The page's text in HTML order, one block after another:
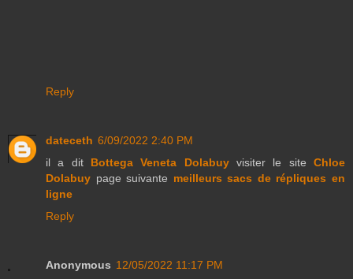
Reply
dateceth 6/09/2022 2:40 PM
il a dit Bottega Veneta Dolabuyvisiter le siteChloe
Dolabuy page suivante meilleurs sacs de répliques en
ligne
Reply
Anonymous 12/05/2022 11:17 PM